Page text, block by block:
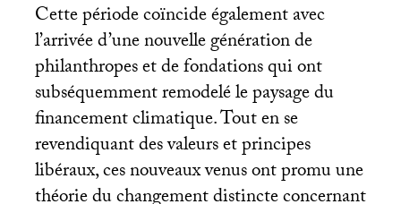
Cette période coïncide également avec
l’arrivée d’une nouvelle génération de
philanthropes et de fondations qui ont
subséquemment remodelé le paysage du
financement climatique. Tout en se
revendiquant des valeurs et principes
libéraux, ces nouveaux venus ont promu une